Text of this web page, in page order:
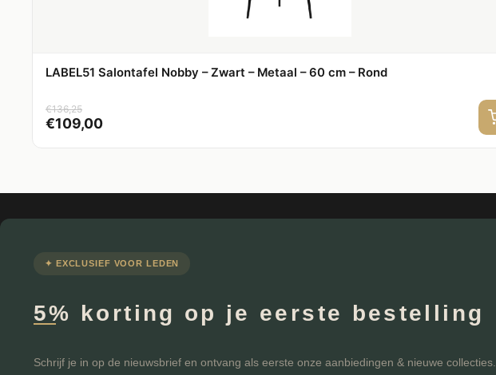
LABEL51 Salontafel Nobby – Zwart – Metaal – 60 cm – Rond
€136,25
€109,00
✦ EXCLUSIEF VOOR LEDEN
5% korting op je eerste bestelling
Schrijf je in op de nieuwsbrief en ontvang als eerste onze aanbiedingen & nieuwe collecties.